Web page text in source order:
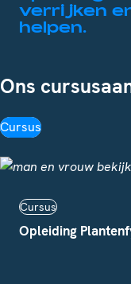
verrijken
helpen.
Ons
Cursus
Cursus
Opleiding